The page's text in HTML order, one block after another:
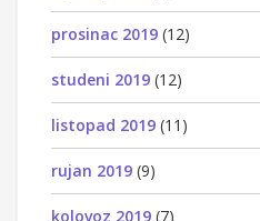
prosinac 2019 (12)
studeni 2019 (12)
listopad 2019 (11)
rujan 2019 (9)
kolovoz 2019 (7)